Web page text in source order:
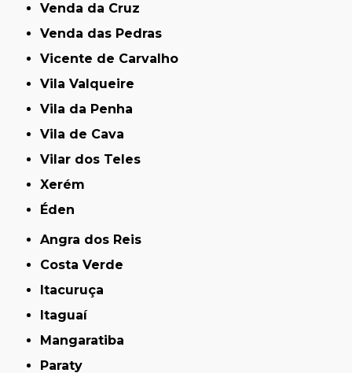
Venda da Cruz
Venda das Pedras
Vicente de Carvalho
Vila Valqueire
Vila da Penha
Vila de Cava
Vilar dos Teles
Xerém
Éden
Angra dos Reis
Costa Verde
Itacuruça
Itaguaí
Mangaratiba
Paraty